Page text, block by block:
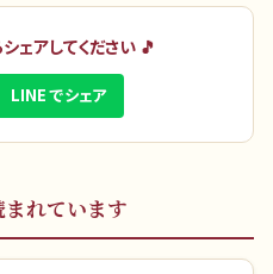
ェアしてください 🎵
LINE でシェア
れています